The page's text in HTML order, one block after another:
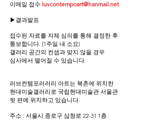
이메일 접수 luvcontempoart@hanmail.net
▶결과발표
접수된 자료를 자체 심의를 통해 결정한 후
통보합니다. (1주일 내 소요)
갤러리 공간의 컨셉과 맞지 않을 경우
심사에서 떨어질 수 있습니다.
러브컨템포러러리 아트는 북촌에 위치한
현대미술갤러리로 국립현대미술관 서울관
뒷 편에 위치하고 있습니다.
주소 : 서울시 종로구 삼청로 22-31 1층